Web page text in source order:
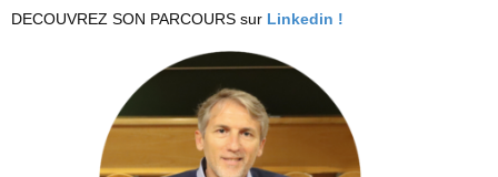
DECOUVREZ SON PARCOURS sur Linkedin !